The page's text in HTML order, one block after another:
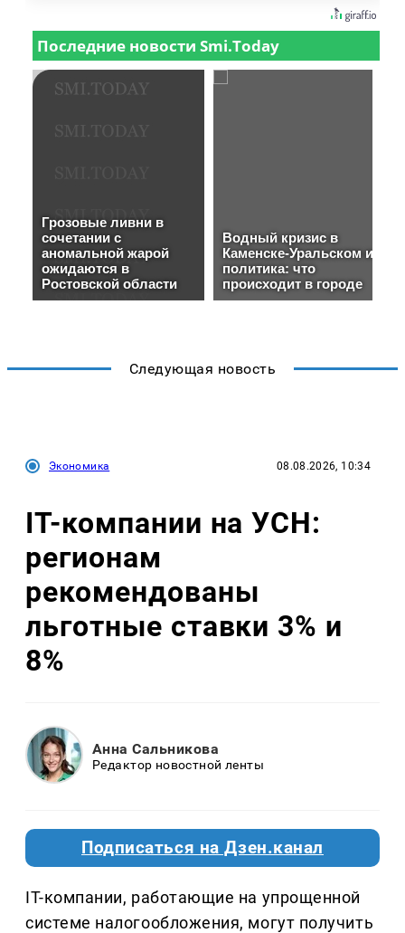
Следующая новость
Экономика 08.08.2026, 10:34
IT-компании на УСН:
регионам
рекомендованы
льготные ставки 3% и
8%
Анна Сальникова
Редактор новостной ленты
Подписаться на Дзен.канал
IT-компании, работающие на упрощенной
системе налогообложения, могут получить